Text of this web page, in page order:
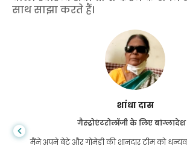
साथ साझा करते हैं।
शांधा दास
गैस्ट्रोएंटरोलॉजी के लिए
मैंने अपने बेटे और गोमेडी की शानदार टीम को